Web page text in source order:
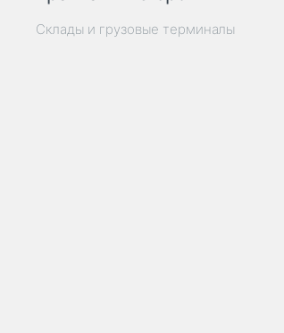
Склады и грузовые терминалы